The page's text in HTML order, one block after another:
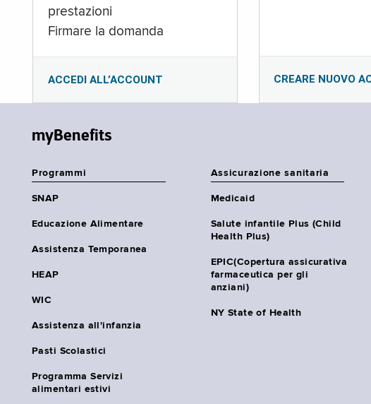
prestazioni
Firmare la domanda
ACCEDI ALL’ACCOUNT CREARE NUOVO
myBenefits
Programmi
SNAP
Educazione Alimentare
Assistenza Temporanea
HEAP
WIC
Assistenza all'infanzia
Pasti Scolastici
Programma Servizi
alimentari estivi
Assicurazione sanitaria
Medicaid
Salute infantile Plus (Child
Health Plus)
EPIC(Copertura assicurativa
farmaceutica per gli
anziani)
NY State of Health